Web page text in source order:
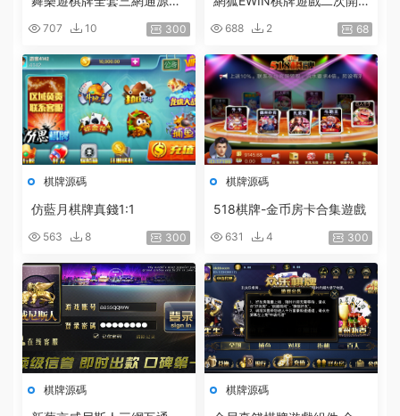
707 10 300 688 2 68
棋牌源碼
仿藍月棋牌真錢1:1
563 8 300
棋牌源碼
518棋牌-金币房卡合集遊戲
631 4 300
棋牌源碼 棋牌源碼